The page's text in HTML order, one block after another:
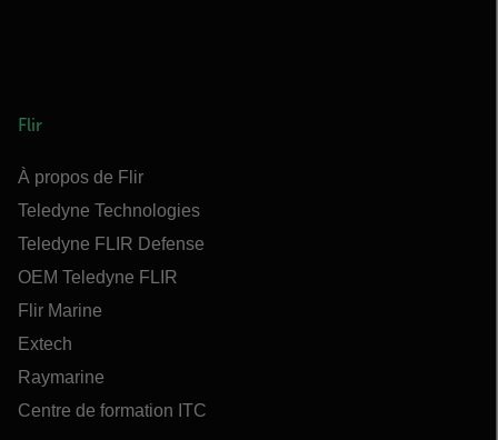
Flir
À propos de Flir
Teledyne Technologies
Teledyne FLIR Defense
OEM Teledyne FLIR
Flir Marine
Extech
Raymarine
Centre de formation ITC